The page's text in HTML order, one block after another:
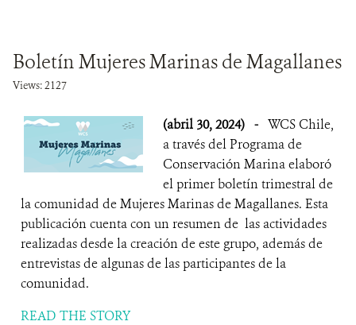
Boletín Mujeres Marinas de Magallanes
Views: 2127
(abril 30, 2024) - WCS Chile,
a través del Programa de
Conservación Marina elaboró
el primer boletín trimestral de
la comunidad de Mujeres Marinas de Magallanes. Esta
publicación cuenta con un resumen de las actividades
realizadas desde la creación de este grupo, además de
entrevistas de algunas de las participantes de la
comunidad.
READ THE STORY